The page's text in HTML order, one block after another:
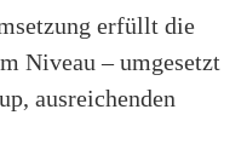
erfüllt die
Niveau – umgesetzt
ausreichenden